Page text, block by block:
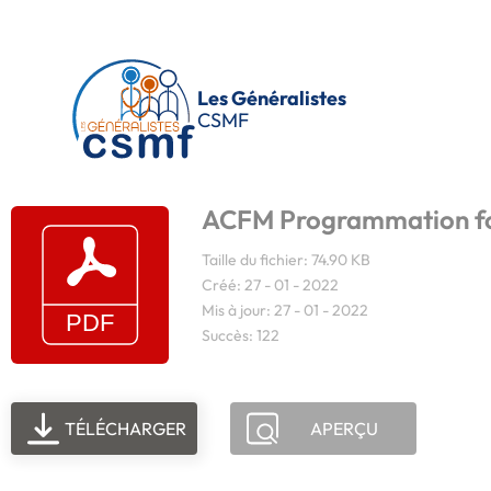
Les Généralistes
CSMF
ACFM Programmation
Taille du fichier: 74.90 KB
Créé: 27 - 01 - 2022
Mis à jour: 27 - 01 - 2022
Succès: 122
TÉLÉCHARGER APERÇU